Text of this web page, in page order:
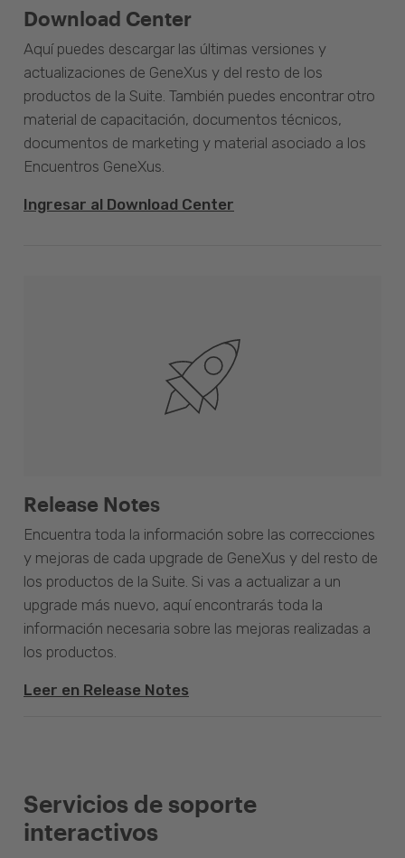
Download Center
Aquí puedes descargar las últimas versiones y
actualizaciones de GeneXus y del resto de los
productos de la Suite. También puedes encontrar otro
material de capacitación, documentos técnicos,
documentos de marketing y material asociado a los
Encuentros GeneXus.
Ingresar al Download Center
Release Notes
Encuentra toda la información sobre las correcciones
y mejoras de cada upgrade de GeneXus y del resto de
los productos de la Suite. Si vas a actualizar a un
upgrade más nuevo, aquí encontrarás toda la
información necesaria sobre las mejoras realizadas a
los productos.
Leer en Release Notes
Servicios de soporte
interactivos